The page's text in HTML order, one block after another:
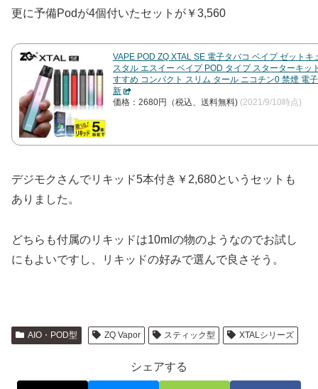
更に予備Podが4個付いたセットが￥3,560
VAPE POD ZQ XTAL SE 電子タバコ ベイプ ゼットキ
スタル エスイー ベイプ POD タイプ スターターキッ
すすめ コンパクト スリム タール ニコチン0 禁煙 電
新
価格：2680円（税込、送料無料) (2021/9/10時点)
デジモクさんでリキッド5本付き￥2,680というセットも
ありました。
どちらも付属のリキッドは10mlの物のようなのでお試し
にもよいですし、リキッドの好みで選んで良さそう。
AIO・POD型 ZQ Vapor スティック型 XTALシリーズ
シェアする